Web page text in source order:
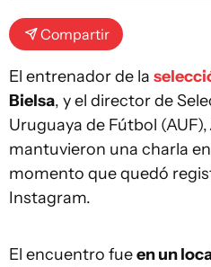
Compartir
El entrenador de la
Bielsa, y el director de
Uruguaya de Fútbol (AUF),
mantuvieron una charla
momento que quedó
Instagram.
El encuentro fueen un